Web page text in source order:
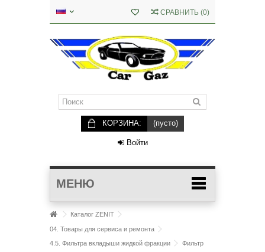
СРАВНИТЬ (0)
КОРЗИНА: (пусто)
Войти
МЕНЮ
Каталог ZENIT
04. Товары для сервиса и ремонта
4.5. Фильтра вкладыши жидкой фракции
Фильтр